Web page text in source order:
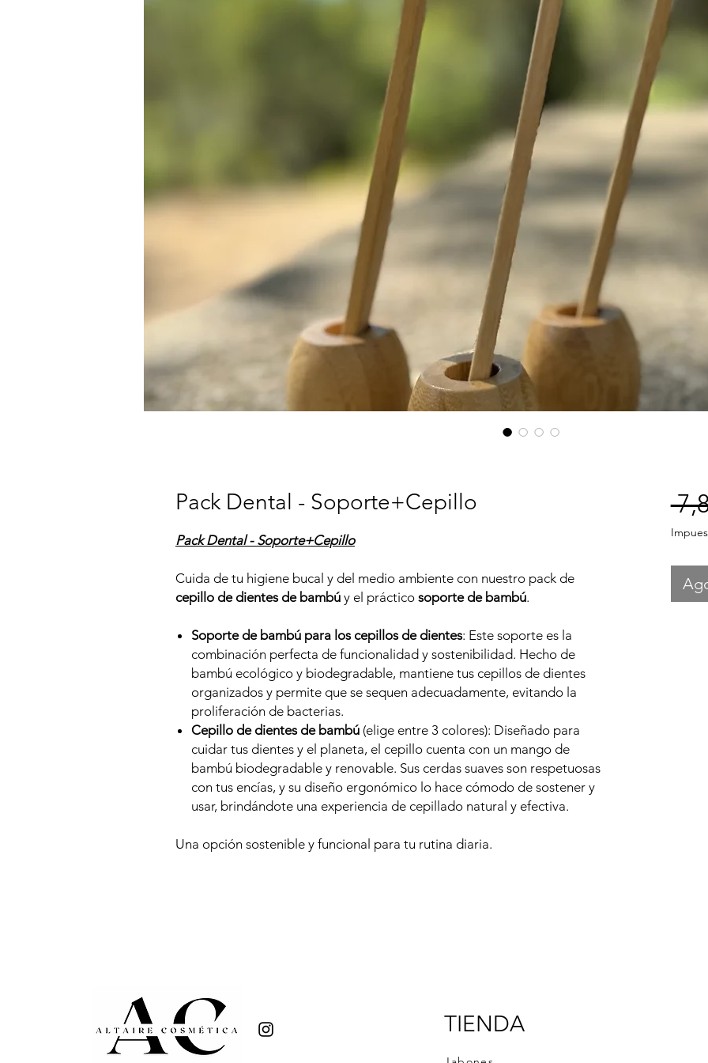
Pack Dental - Soporte+Cepillo
Pack Dental - Soporte+Cepillo
Cuida de tu higiene bucal y del medio ambiente con nuestro pack de
cepillo de dientes de bambú y el práctico soporte de bambú.
Soporte de bambú para los cepillos de dientes: Este soporte es la
combinación perfecta de funcionalidad y sostenibilidad. Hecho de
bambú ecológico y biodegradable, mantiene tus cepillos de dientes
organizados y permite que se sequen adecuadamente, evitando la
proliferación de bacterias.
Cepillo de dientes de bambú (elige entre 3 colores): Diseñado para
cuidar tus dientes y el planeta, el cepillo cuenta con un mango de
bambú biodegradable y renovable. Sus cerdas suaves son respetuosas
con tus encías, y su diseño ergonómico lo hace cómodo de sostener y
usar, brindándote una experiencia de cepillado natural y efectiva.
Una opción sostenible y funcional para tu rutina diaria.
TIENDA